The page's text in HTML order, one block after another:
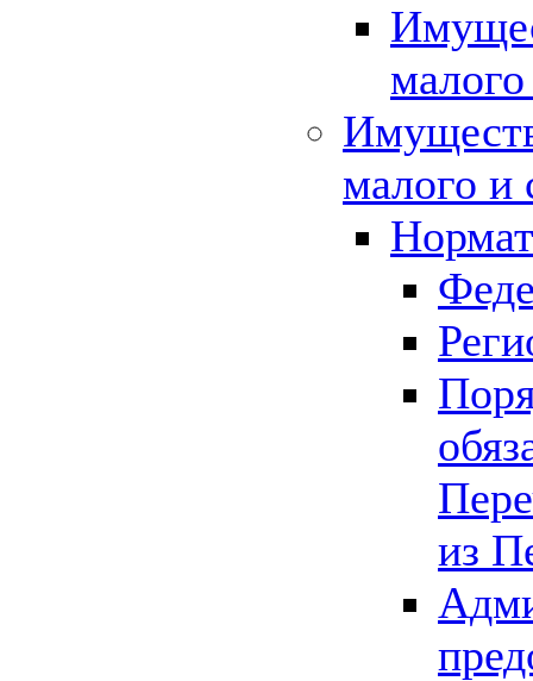
малого и
из